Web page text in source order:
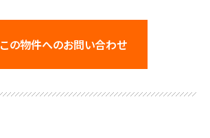
この物件へのお問い合わせ